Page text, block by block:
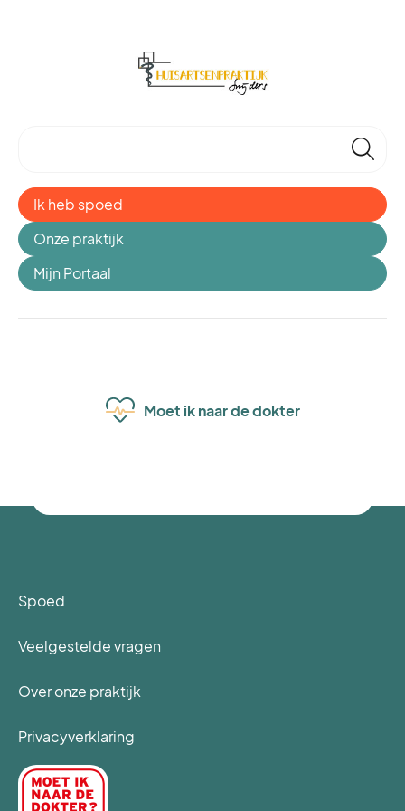
🔎
Onze praktijk
Mijn Portaal
Ik heb spoed
Moet ik naar de dokter
Spoed
Veelgestelde vragen
Over onze praktijk
Privacyverklaring